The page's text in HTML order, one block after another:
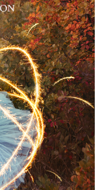
Entire Collection
(1783 Overlays)
6000*4000px